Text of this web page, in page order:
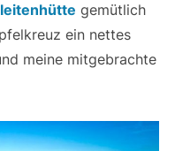
gemütlich
ein nettes
meine mitgebrachte